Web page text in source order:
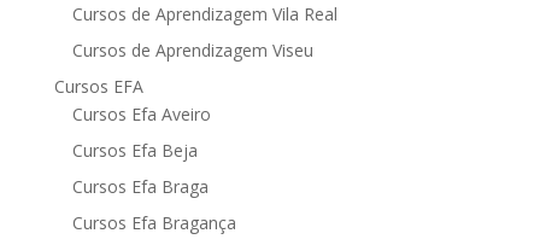
Cursos de Aprendizagem Vila Real
Cursos de Aprendizagem Viseu
Cursos EFA
Cursos Efa Aveiro
Cursos Efa Beja
Cursos Efa Braga
Cursos Efa Bragança